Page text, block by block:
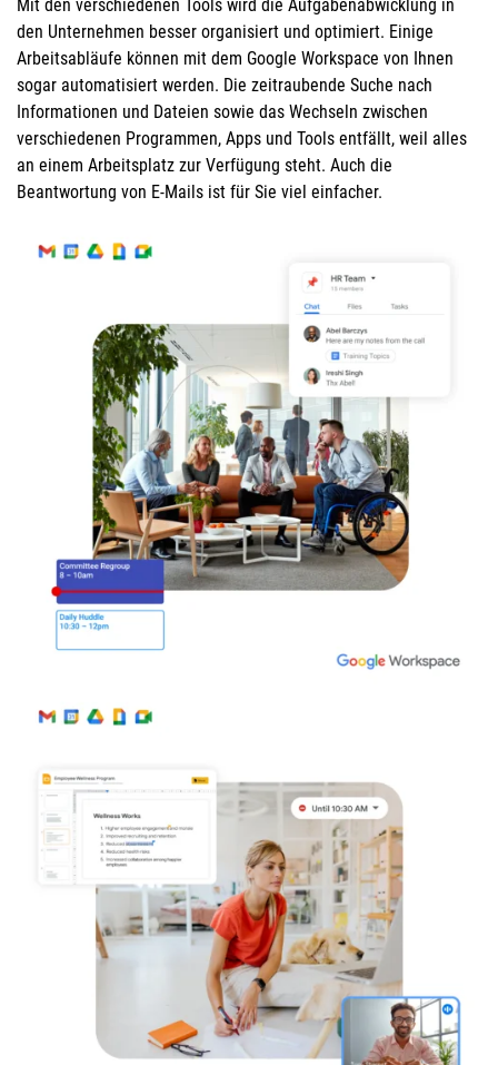
Mit den verschiedenen Tools wird die Aufgabenabwicklung in
den Unternehmen besser organisiert und optimiert. Einige
Arbeitsabläufe können mit dem Google Workspace von Ihnen
sogar automatisiert werden. Die zeitraubende Suche nach
Informationen und Dateien sowie das Wechseln zwischen
verschiedenen Programmen, Apps und Tools entfällt, weil alles
an einem Arbeitsplatz zur Verfügung steht. Auch die
Beantwortung von E-Mails ist für Sie viel einfacher.